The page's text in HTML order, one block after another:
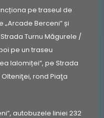
pe traseul de
Berceni” și
Turnu Măgurele /
pe un traseu
Ialomiței”, pe Strada
rond Piaţa
autobuzele liniei 232